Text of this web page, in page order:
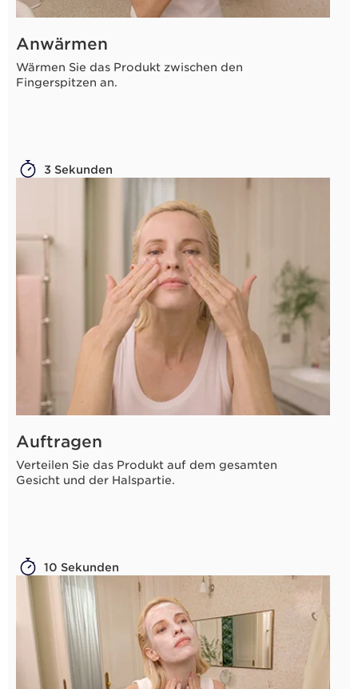
Anwärmen
Wärmen Sie das Produkt zwischen den
Fingerspitzen an.
3 Sekunden
Auftragen
Verteilen Sie das Produkt auf dem gesamten
Gesicht und der Halspartie.
10 Sekunden